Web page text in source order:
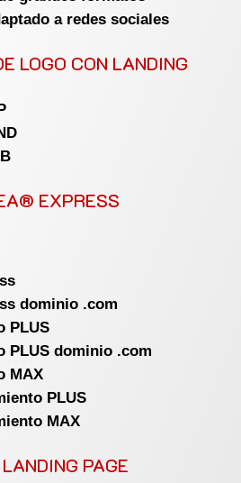
a redes sociales
LOGO CON LANDING
EXPRESS
dominio .com
PLUS
PLUS dominio .com
MAX
PLUS
MAX
PAGE